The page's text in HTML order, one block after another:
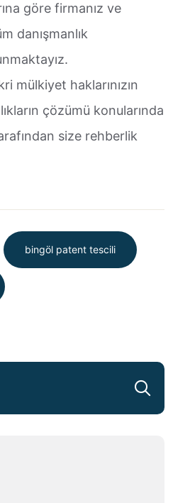
göre firmanız ve
danışmanlık
mülkiyet haklarınızın
çözümü konularında
size rehberlik
bingöl patent tescili